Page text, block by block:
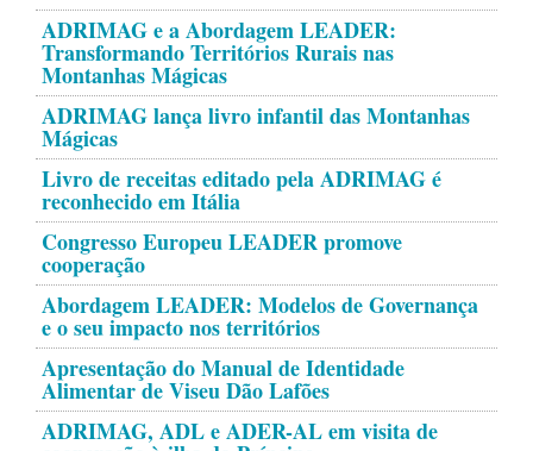
ADRIMAG e a Abordagem LEADER:
Transformando Territórios Rurais nas
Montanhas Mágicas
ADRIMAG lança livro infantil das Montanhas
Mágicas
Livro de receitas editado pela ADRIMAG é
reconhecido em Itália
Congresso Europeu LEADER promove
cooperação
Abordagem LEADER: Modelos de Governança
e o seu impacto nos territórios
Apresentação do Manual de Identidade
Alimentar de Viseu Dão Lafões
ADRIMAG, ADL e ADER-AL em visita de